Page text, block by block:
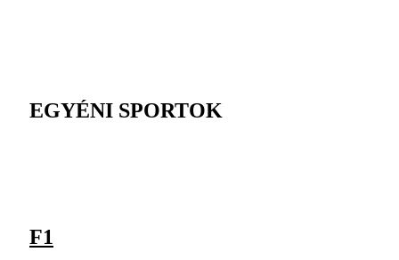
EGYÉNI SPORTOK
F1